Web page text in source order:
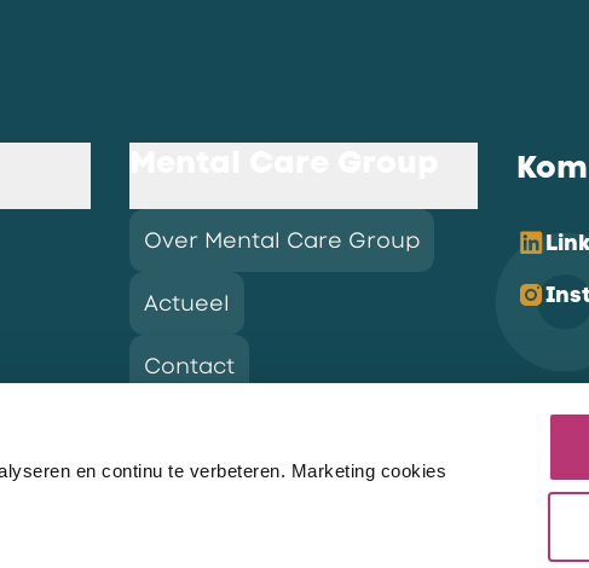
en continu te verbeteren. Marketing cookies
Over Mental Care Group
Actueel
Contact